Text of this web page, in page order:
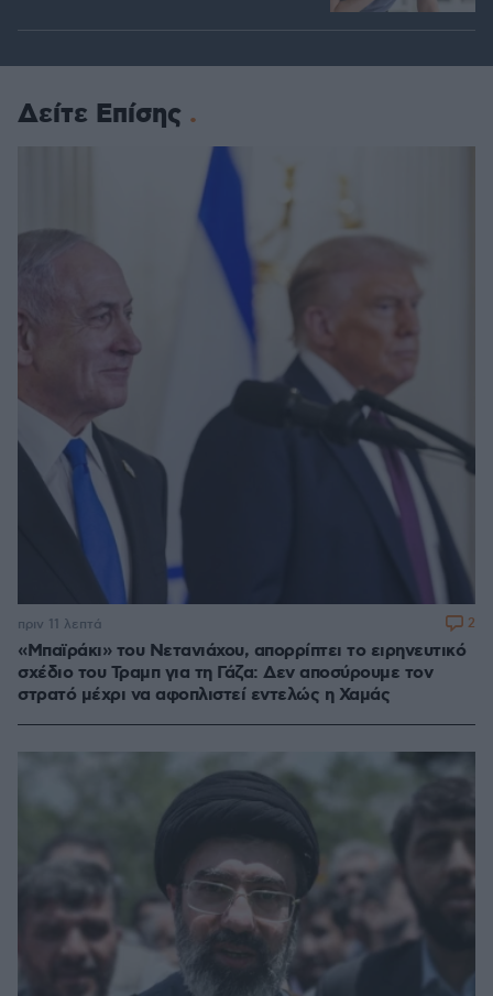
Δείτε Επίσης
«Μπαϊράκι» του Νετανιάχου, απορρίπτει το ειρηνευτικό
σχέδιο του Τραμπ για τη Γάζα: Δεν αποσύρουμε τον
στρατό μέχρι να αφοπλιστεί εντελώς η Χαμάς
πριν 11 λεπτά 2